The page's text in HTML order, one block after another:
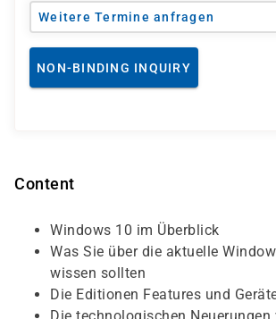
Weitere Termine anfragen
NON-BINDING INQUIRY
Content
Windows 10 im Überblick
Was Sie über die aktuelle
wissen sollten
Die Editionen Features und